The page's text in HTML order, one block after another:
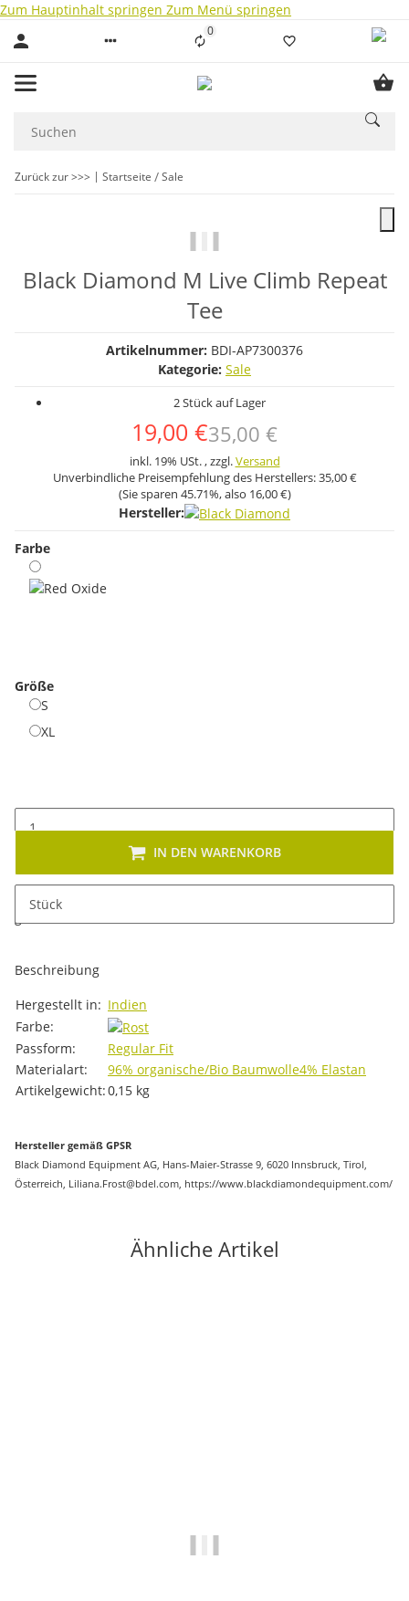
Zum Hauptinhalt springen Zum Menü springen
0Liste ist leer
Zurück zur >>> Startseite Sale
Black Diamond M Live Climb Repeat
Tee
Artikelnummer: BDI-AP7300376
Kategorie: Sale
2 Stück auf Lager
19,00 €35,00 €
inkl. 19% USt. , zzgl.Versand
Unverbindliche Preisempfehlung des Herstellers:35,00 €
(Sie sparen 45.71%, also 16,00 €)
Hersteller:
Farbe
Größe
S
XL
Stück
IN DEN WARENKORB
Dieses Produkt hat Variationen. Wählen Sie bitte die
Beschreibung
Produkteigenschaft
Wert
Hergestellt in: Indien
Farbe:
Passform:
Regular Fit
Materialart:
96% organische/Bio Baumwolle4% Elastan
Artikelgewicht:0,15 kg
Hersteller gemäß GPSR
Black Diamond Equipment AG, Hans-Maier-Strasse 9, 6020 Innsbruck, Tirol,
Österreich, Liliana.Frost@bdel.com, https://www.blackdiamondequipment.com/
Ähnliche Artikel